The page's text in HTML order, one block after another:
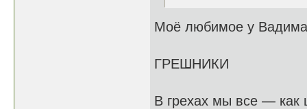
Моё любимое у
ГРЕШНИКИ
В грехах мы все — как